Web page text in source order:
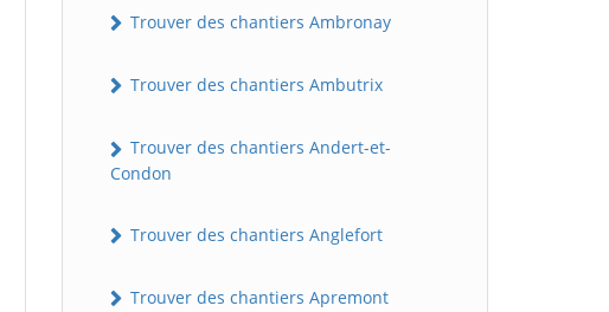
Trouver des chantiers Ambronay
Trouver des chantiers Ambutrix
Trouver des chantiers Andert-et-
Condon
Trouver des chantiers Anglefort
Trouver des chantiers Apremont